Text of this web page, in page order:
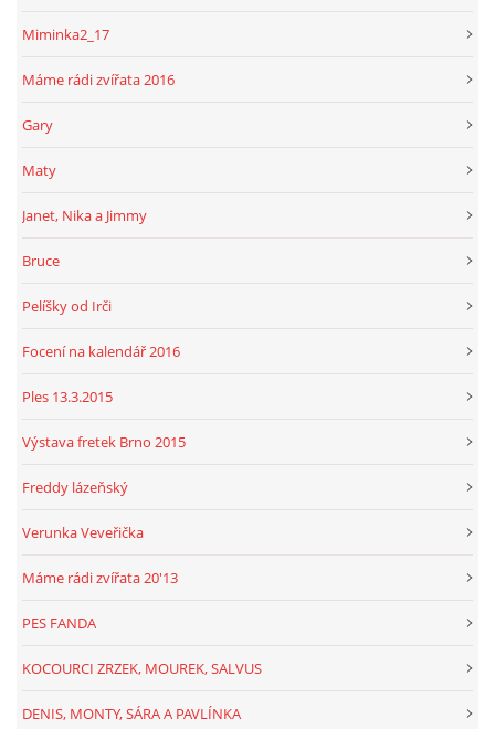
Miminka2_17
Máme rádi zvířata 2016
Gary
Maty
Janet, Nika a Jimmy
Bruce
Pelíšky od Irči
Focení na kalendář 2016
Ples 13.3.2015
Výstava fretek Brno 2015
Freddy lázeňský
Verunka Veveřička
Máme rádi zvířata 20'13
PES FANDA
KOCOURCI ZRZEK, MOUREK, SALVUS
DENIS, MONTY, SÁRA A PAVLÍNKA